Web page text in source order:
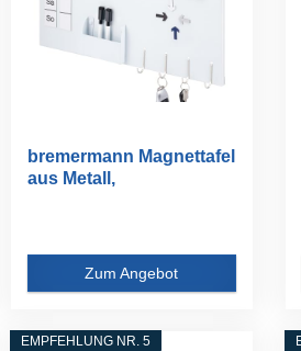
bremermann Magnettafel
aus Metall,
Zum Angebot
EMPFEHLUNG NR. 5